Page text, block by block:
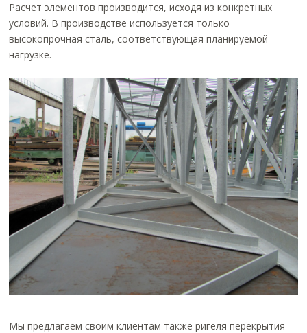
Расчет элементов производится, исходя из конкретных
условий. В производстве используется только
высокопрочная сталь, соответствующая планируемой
нагрузке.
Мы предлагаем своим клиентам также ригеля перекрытия